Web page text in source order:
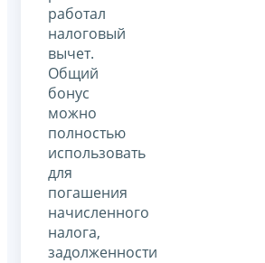
работал
налоговый
вычет.
Общий
бонус
можно
полностью
использовать
для
погашения
начисленного
налога,
задолженности